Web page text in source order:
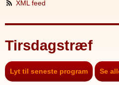
XML feed
Tirsdagstræf
Lyt til seneste program Se